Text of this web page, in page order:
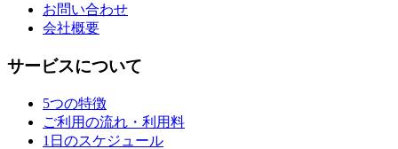
お問い合わせ
会社概要
サービスについて
5つの特徴
ご利用の流れ・利用料
1日のスケジュール